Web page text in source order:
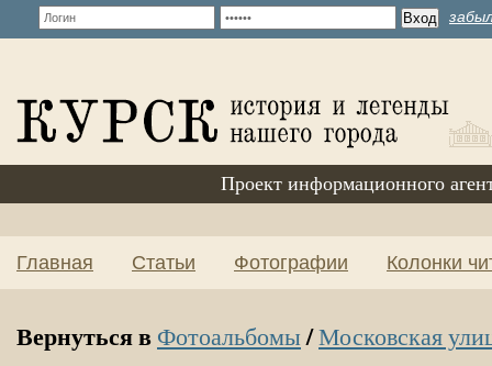
Проект информационного
Главная Статьи Фотографии Колонки
Вернуться в Фотоальбомы/Московская